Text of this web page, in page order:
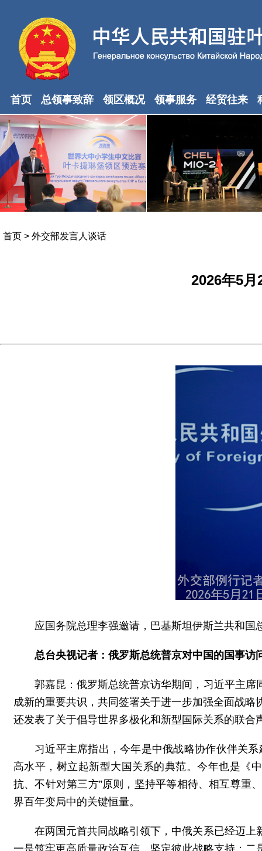
首页 总领事致辞 领区概况 领事服务 经贸往来
首页 > 外交部发言人谈话
2026年5
应国务院总理李强邀请，巴基斯坦伊斯兰共和
总台央视记者：俄罗斯总统普京对中国的国事访
郭嘉昆：俄罗斯总统普京访华期间，习近平主
成新的重要共识，共同签署关于进一步加强全面战
还发表了关于倡导世界多极化和新型国际关系的联
习近平主席指出，今年是中俄战略协作伙伴关
高水平，树立起新型大国关系的典范。今年也是《
抗、不针对第三方”原则，坚持平等相待、相互尊重
界百年变局中的关键恒量。
在两国元首共同战略引领下，中俄关系已经迈
一是筑牢更高质量政治互信，坚定彼此战略支持；